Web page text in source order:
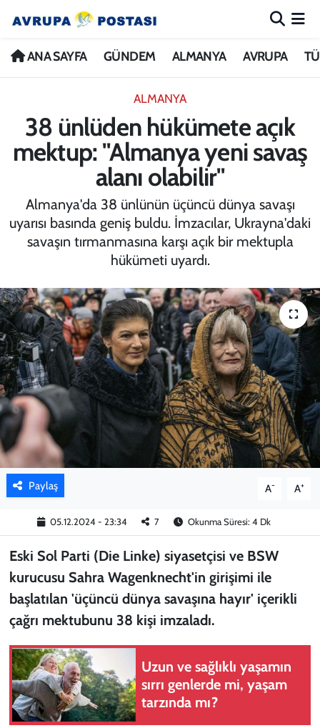
ANA SAYFA GÜNDEM ALMANYA AVRUPA
ALMANYA
38 ünlüden hükümete açık
mektup: "Almanya yeni savaş
alanı olabilir"
Almanya'da 38 ünlünün üçüncü dünya savaşı
uyarısı basında geniş buldu. İmzacılar, Ukrayna'daki
savaşın tırmanmasına karşı açık bir mektupla
hükümeti uyardı.
Paylaş A- A+
05.12.2024 - 23:34 7 Okunma Süresi: 4 Dk
Eski Sol Parti (Die Linke) siyasetçisi ve BSW
kurucusu Sahra Wagenknecht'in girişimi ile
başlatılan 'üçüncü dünya savaşına hayır' içerikli
çağrı mektubunu 38 kişi imzaladı.
Uzun ve sağlıklı yaşamın
sırrı genlerde mi, yaşam
tarzında mı?
ANA SAYFA
ALMANYA
AVRUPA
TÜRKİYE
DÜNYA
SPOR
KADIN
YAZARLAR
Nöbetçi Eczaneler
İstanbul Namaz Vakitleri
Trafik Durumu
Avrupa Ligi Puan Durumu ve Fikstür
Tüm Manşetler
Haber Arşivi